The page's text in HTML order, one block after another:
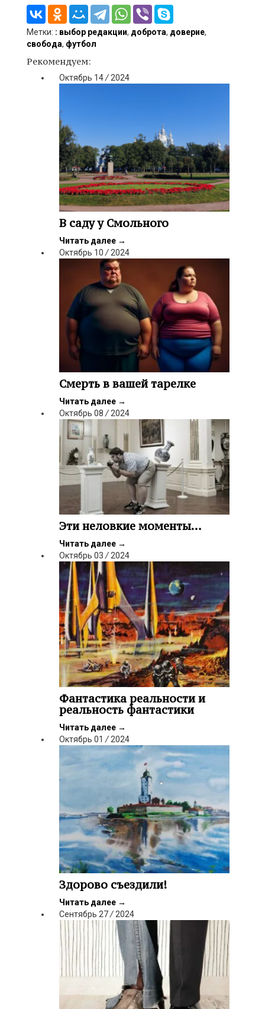
Метки: : выбор редакции, доброта, доверие,
свобода, футбол
Рекомендуем:
Октябрь 14/ 2024
В саду у Смольного
Читать далее →
Октябрь 10 / 2024
Смерть в вашей тарелке
Читать далее →
Октябрь 08 / 2024
Эти неловкие моменты…
Читать далее →
Октябрь 03 / 2024
Фантастика реальности и
реальность фантастики
Читать далее →
Октябрь 01/2024
Здорово съездили!
Читать далее →
Сентябрь 27/2024